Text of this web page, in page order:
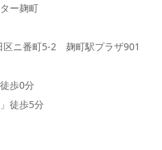
ー麹町
ニ番町5-2 麹町駅プラザ901
歩0分
徒歩5分